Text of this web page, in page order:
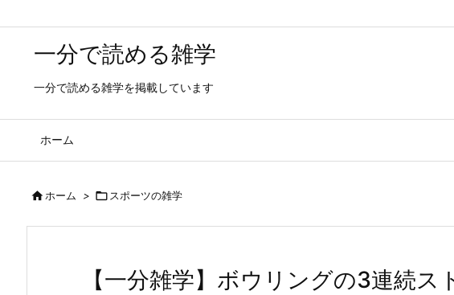
一分で読める雑学
一分で読める雑学を掲載しています
ホーム
ホーム >  スポーツの雑学
【一分雑学】ボウリングの3連続